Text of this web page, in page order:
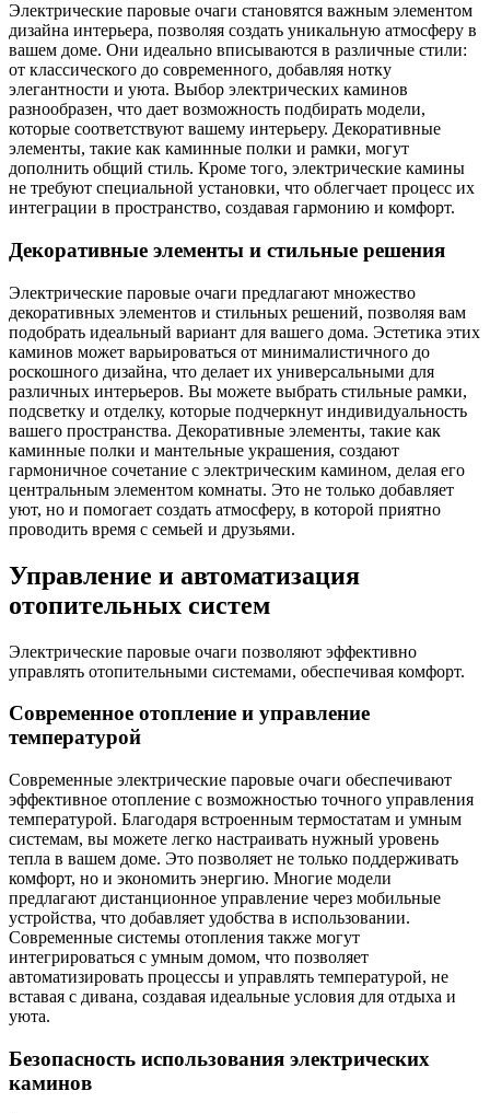
Электрические паровые очаги становятся важным элементом
дизайна интерьера, позволяя создать уникальную атмосферу в
вашем доме. Они идеально вписываются в различные стили:
от классического до современного, добавляя нотку
элегантности и уюта. Выбор электрических каминов
разнообразен, что дает возможность подбирать модели,
которые соответствуют вашему интерьеру. Декоративные
элементы, такие как каминные полки и рамки, могут
дополнить общий стиль. Кроме того, электрические камины
не требуют специальной установки, что облегчает процесс их
интеграции в пространство, создавая гармонию и комфорт.
Декоративные элементы и стильные решения
Электрические паровые очаги предлагают множество
декоративных элементов и стильных решений, позволяя вам
подобрать идеальный вариант для вашего дома. Эстетика этих
каминов может варьироваться от минималистичного до
роскошного дизайна, что делает их универсальными для
различных интерьеров. Вы можете выбрать стильные рамки,
подсветку и отделку, которые подчеркнут индивидуальность
вашего пространства. Декоративные элементы, такие как
каминные полки и мантельные украшения, создают
гармоничное сочетание с электрическим камином, делая его
центральным элементом комнаты. Это не только добавляет
уют, но и помогает создать атмосферу, в которой приятно
проводить время с семьей и друзьями.
Управление и автоматизация
отопительных систем
Электрические паровые очаги позволяют эффективно
управлять отопительными системами, обеспечивая комфорт.
Современное отопление и управление
температурой
Современные электрические паровые очаги обеспечивают
эффективное отопление с возможностью точного управления
температурой. Благодаря встроенным термостатам и умным
системам, вы можете легко настраивать нужный уровень
тепла в вашем доме. Это позволяет не только поддерживать
комфорт, но и экономить энергию. Многие модели
предлагают дистанционное управление через мобильные
устройства, что добавляет удобства в использовании.
Современные системы отопления также могут
интегрироваться с умным домом, что позволяет
автоматизировать процессы и управлять температурой, не
вставая с дивана, создавая идеальные условия для отдыха и
уюта.
Безопасность использования электрических
каминов